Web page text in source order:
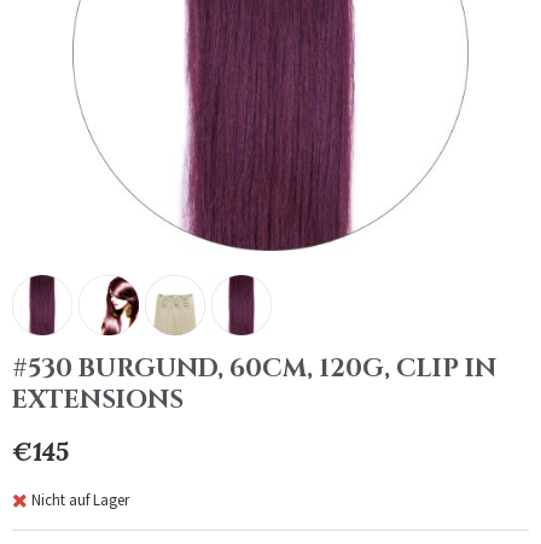
#530 BURGUND, 60CM, 120G, CLIP IN
EXTENSIONS
€145
Nicht auf Lager